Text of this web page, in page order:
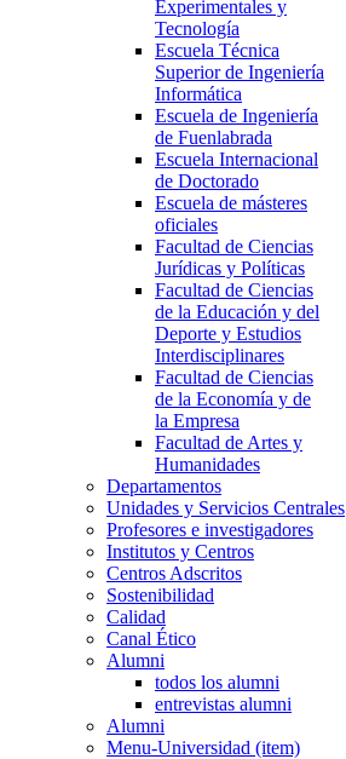
Experimentales y
Tecnología
Escuela Técnica
Superior de Ingeniería
Informática
Escuela de Ingeniería
de Fuenlabrada
Escuela Internacional
de Doctorado
Escuela de másteres
oficiales
Facultad de Ciencias
Jurídicas y Políticas
Facultad de Ciencias
de la Educación y del
Deporte y Estudios
Interdisciplinares
Facultad de Ciencias
de la Economía y de
la Empresa
Facultad de Artes y
Humanidades
Departamentos
Unidades y Servicios Centrales
Profesores e investigadores
Institutos y Centros
Centros Adscritos
Sostenibilidad
Calidad
Canal Ético
Alumni
todos los alumni
entrevistas alumni
Alumni
Menu-Universidad (item)